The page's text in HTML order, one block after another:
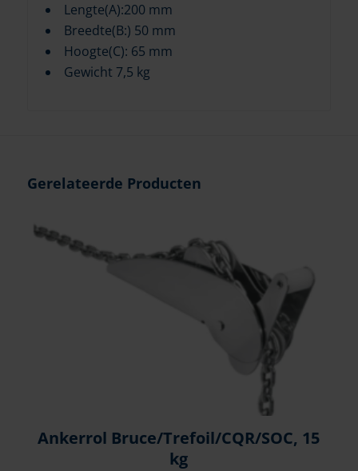
Lengte(A):200 mm
Breedte(B:) 50 mm
Hoogte(C): 65 mm
Gewicht 7,5 kg
Gerelateerde Producten
Ankerrol Bruce/Trefoil/CQR/SOC, 15
kg